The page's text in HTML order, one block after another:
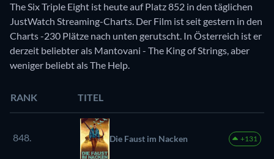
The Six Triple Eight ist heute auf Platz 852 in den täglichen
JustWatch Streaming-Charts. Der Film ist seit gestern in den
Charts -230 Plätze nach unten gerutscht. In Österreich ist er
derzeit beliebter als Mantovani - The King of Strings, aber
weniger beliebt als The Help.
RANK TITEL
848. Die Faust im Nacken +131